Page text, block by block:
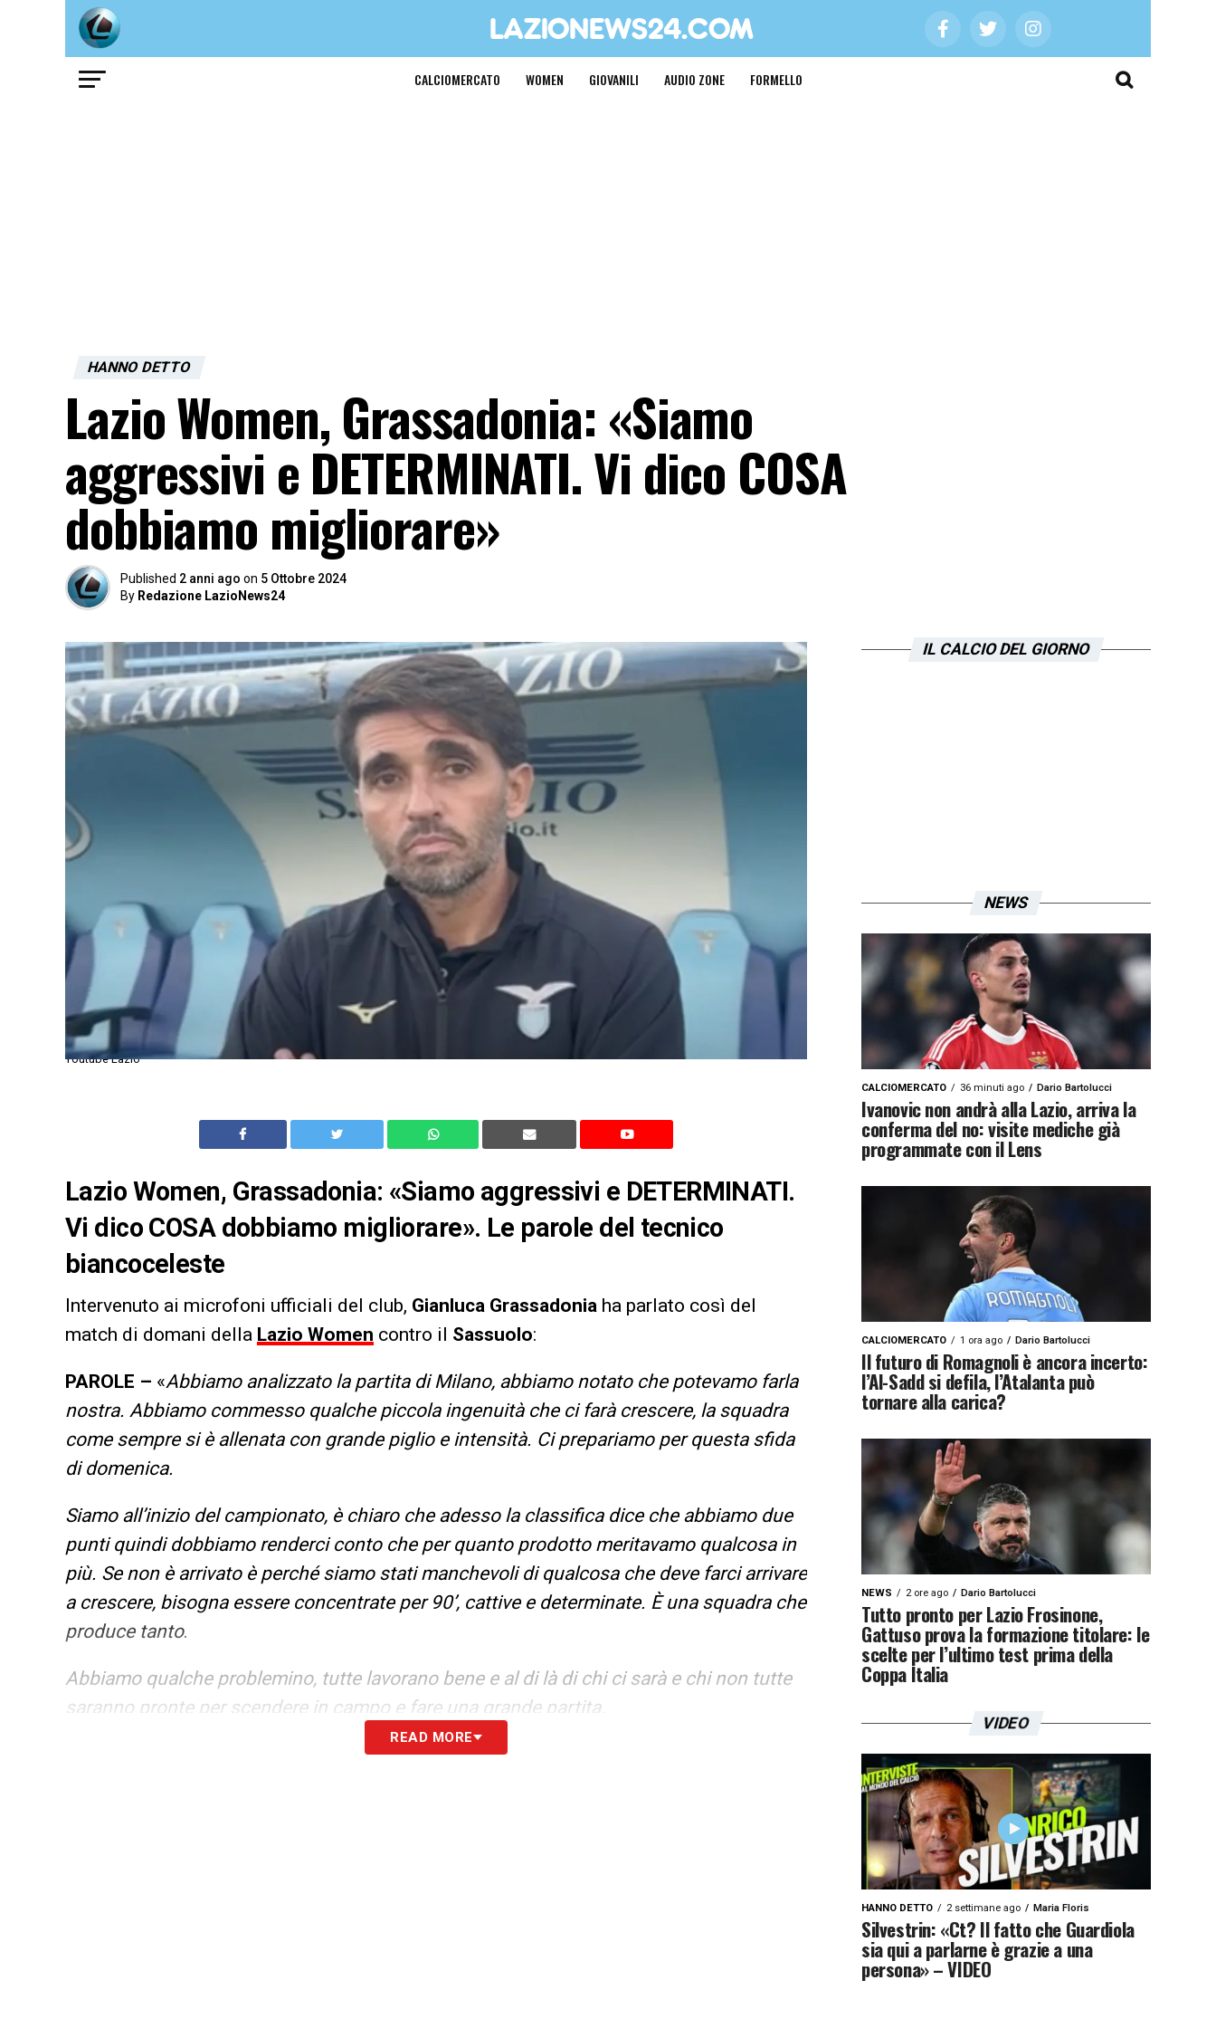
CALCIOMERCATO WOMEN GIOVANILI AUDIO ZONE FORMELLO
HANNO DETTO
Lazio Women, Grassadonia: «Siamo
aggressivi e DETERMINATI. Vi dico COSA
dobbiamo migliorare»
Published 2 anni ago on 5 Ottobre 2024
By Redazione LazioNews24
Youtube Lazio
Lazio Women, Grassadonia: «Siamo aggressivi e DETERMINATI.
Vi dico COSA dobbiamo migliorare». Le parole del tecnico
biancoceleste
Intervenuto ai microfoni ufficiali del club, Gianluca Grassadonia ha parlato così del
match di domani della Lazio Women contro il Sassuolo:
PAROLE – «Abbiamo analizzato la partita di Milano, abbiamo notato che potevamo farla
nostra. Abbiamo commesso qualche piccola ingenuità che ci farà crescere, la squadra
come sempre si è allenata con grande piglio e intensità. Ci prepariamo per questa sfida
di domenica.
Siamo all’inizio del campionato, è chiaro che adesso la classifica dice che abbiamo due
punti quindi dobbiamo renderci conto che per quanto prodotto meritavamo qualcosa in
più. Se non è arrivato è perché siamo stati manchevoli di qualcosa che deve farci arrivare
a crescere, bisogna essere concentrate per 90’, cattive e determinate. È una squadra che
produce tanto.
Abbiamo qualche problemino, tutte lavorano bene e al di là di chi ci sarà e chi non tutte
saranno pronte per scendere in campo e fare una grande partita.
Da un punto di vista mentale è la solita Lazio, aggressiva e determinata. Dobbiamo
READ MORE
IL CALCIO DEL GIORNO
NEWS
CALCIOMERCATO 36 minuti ago Dario Bartolucci
Ivanovic non andrà alla Lazio, arriva la
conferma del no: visite mediche già
programmate con il Lens
CALCIOMERCATO 1 ora ago Dario Bartolucci
Il futuro di Romagnoli è ancora incerto:
l’Al-Sadd si defila, l’Atalanta può
tornare alla carica?
NEWS 2 ore ago Dario Bartolucci
Tutto pronto per Lazio Frosinone,
Gattuso prova la formazione titolare: le
scelte per l’ultimo test prima della
Coppa Italia
VIDEO
HANNO DETTO 2 settimane ago Maria Floris
Silvestrin: «Ct? Il fatto che Guardiola
sia qui a parlarne è grazie a una
persona» – VIDEO